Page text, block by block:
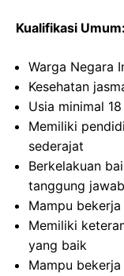
Kualifikasi Umum:
Warga Negara
Kesehatan
Usia minimal
Memiliki
sederajat
Berkelakuan
tanggung jawab
Mampu
Memiliki
yang baik
Mampu